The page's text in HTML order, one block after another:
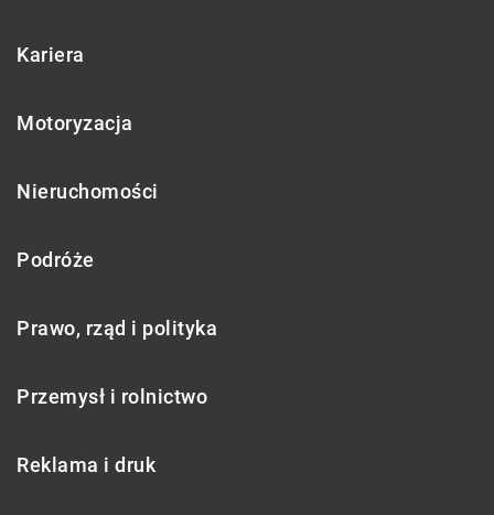
Kariera
Motoryzacja
Nieruchomości
Podróże
Prawo, rząd i polityka
Przemysł i rolnictwo
Reklama i druk